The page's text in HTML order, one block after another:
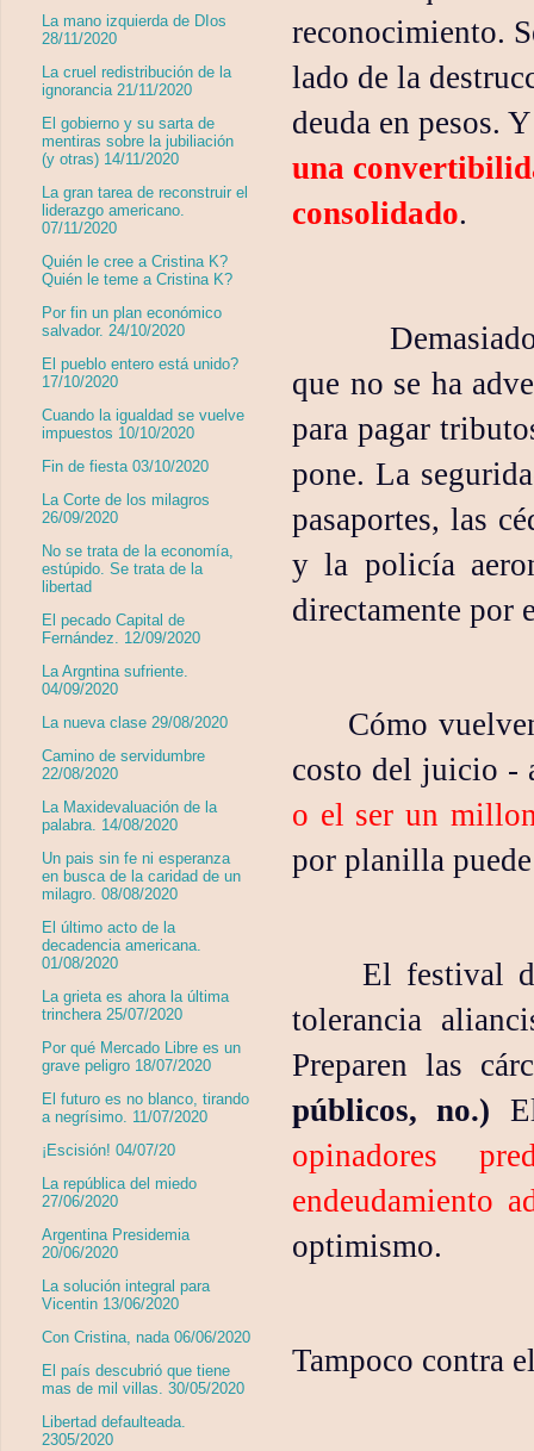
reconocimiento.
lado de la
deuda en pesos.
una
consolidado.
que no se ha
para pagar
pone. La
pasaportes, las
y la policía
directamente por
Cómo
costo del juicio -
o el ser un
por planilla
El festival
tolerancia
Preparen las
públicos, no.)
opinadores
endeudamiento
optimismo.
Tampoco contra
La mano izquierda de DIos
28/11/2020
La cruel redistribución de la
ignorancia 21/11/2020
El gobierno y su sarta de
mentiras sobre la jubiliación
(y otras) 14/11/2020
La gran tarea de reconstruir el
liderazgo americano.
07/11/2020
Quién le cree a Cristina K?
Quién le teme a Cristina K?
Por fin un plan económico
salvador. 24/10/2020
El pueblo entero está unido?
17/10/2020
Cuando la igualdad se vuelve
impuestos 10/10/2020
Fin de fiesta 03/10/2020
La Corte de los milagros
26/09/2020
No se trata de la economía,
estúpido. Se trata de la
libertad
El pecado Capital de
Fernández. 12/09/2020
La Argntina sufriente.
04/09/2020
La nueva clase 29/08/2020
Camino de servidumbre
22/08/2020
La Maxidevaluación de la
palabra. 14/08/2020
Un pais sin fe ni esperanza
en busca de la caridad de un
milagro. 08/08/2020
El último acto de la
decadencia americana.
01/08/2020
La grieta es ahora la última
trinchera 25/07/2020
Por qué Mercado Libre es un
grave peligro 18/07/2020
El futuro es no blanco, tirando
a negrísimo. 11/07/2020
¡Escisión! 04/07/20
La república del miedo
27/06/2020
Argentina Presidemia
20/06/2020
La solución integral para
Vicentin 13/06/2020
Con Cristina, nada 06/06/2020
El país descubrió que tiene
mas de mil villas. 30/05/2020
Libertad defaulteada.
2305/2020